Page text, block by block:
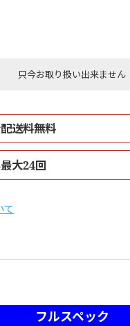
只今お取り扱い出来ません
送料無料
大24回
て
フルスペック